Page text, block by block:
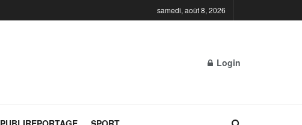
samedi, août 8, 2026
Login